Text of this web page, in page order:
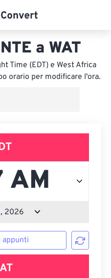
a WAT
Time (EDT) e West Africa
orario per modificare l'ora.
appunti